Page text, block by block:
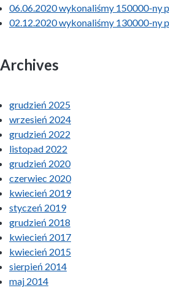
06.06.2020 wykonaliśmy 150000-ny
02.12.2020 wykonaliśmy 130000-ny
Archives
grudzień 2025
wrzesień 2024
grudzień 2022
listopad 2022
grudzień 2020
czerwiec 2020
kwiecień 2019
styczeń 2019
grudzień 2018
kwiecień 2017
kwiecień 2015
sierpień 2014
maj 2014